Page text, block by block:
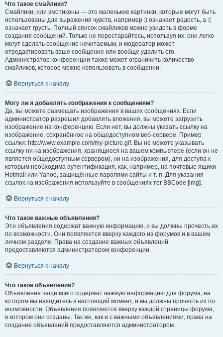
Что такое смайлики?
Смайлики, или эмотиконы — это маленькие картинки, которые могут быть
использованы для выражения чувств, например :) означает радость, а :(
означает грусть. Полный список смайликов можно увидеть в форме
создания сообщений. Только не перестарайтесь, используя их: они легко
могут сделать сообщение нечитаемым, и модератор может
отредактировать ваше сообщение или вообще удалить его.
Администратор конференции также может ограничить количество
смайликов, которое можно использовать в сообщении.
Вернуться к началу
Могу ли я добавлять изображения к сообщениям?
Да, вы можете размещать изображения в ваших сообщениях. Если
администратор разрешил добавлять вложения, вы можете загрузить
изображение на конференцию. Если нет, вы должны указать ссылку на
изображение, сохранённое на общедоступном веб-сервере. Пример
ссылки: http://www.example.com/my-picture.gif. Вы не можете указывать
ссылку ни на изображения, хранящиеся на вашем компьютере (если он не
является общедоступным сервером), ни на изображения, для доступа к
которым необходима аутентификация, как, например, на почтовые ящики
Hotmail или Yahoo, защищённые паролями сайты и т. п. Для указания
ссылок на изображения используйте в сообщениях тег BBCode [img].
Вернуться к началу
Что такое важные объявления?
Эти объявления содержат важную информацию, и вы должны прочесть их
по возможности. Они появляются вверху каждого из форумов и в вашем
личном разделе. Права на создание важных объявлений
предоставляются администратором конференции.
Вернуться к началу
Что такое объявления?
Объявления чаще всего содержат важную информацию для форума, на
котором вы находитесь в настоящий момент, и вы должны прочесть их по
возможности. Объявления появляются вверху каждой страницы форума,
в котором они созданы. Так же, как и с важными объявлениями, права на
создание объявлений предоставляются администратором.